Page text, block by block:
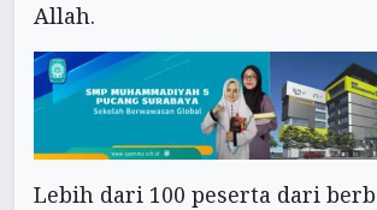
Allah.
Lebih dari 100 peserta dari